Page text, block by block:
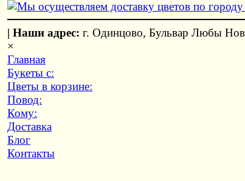
| Наши адрес: г. Одинцово, Бульвар Любы
×
Главная
Букеты с:
Цветы в корзине:
Повод:
Кому:
Доставка
Блог
Контакты